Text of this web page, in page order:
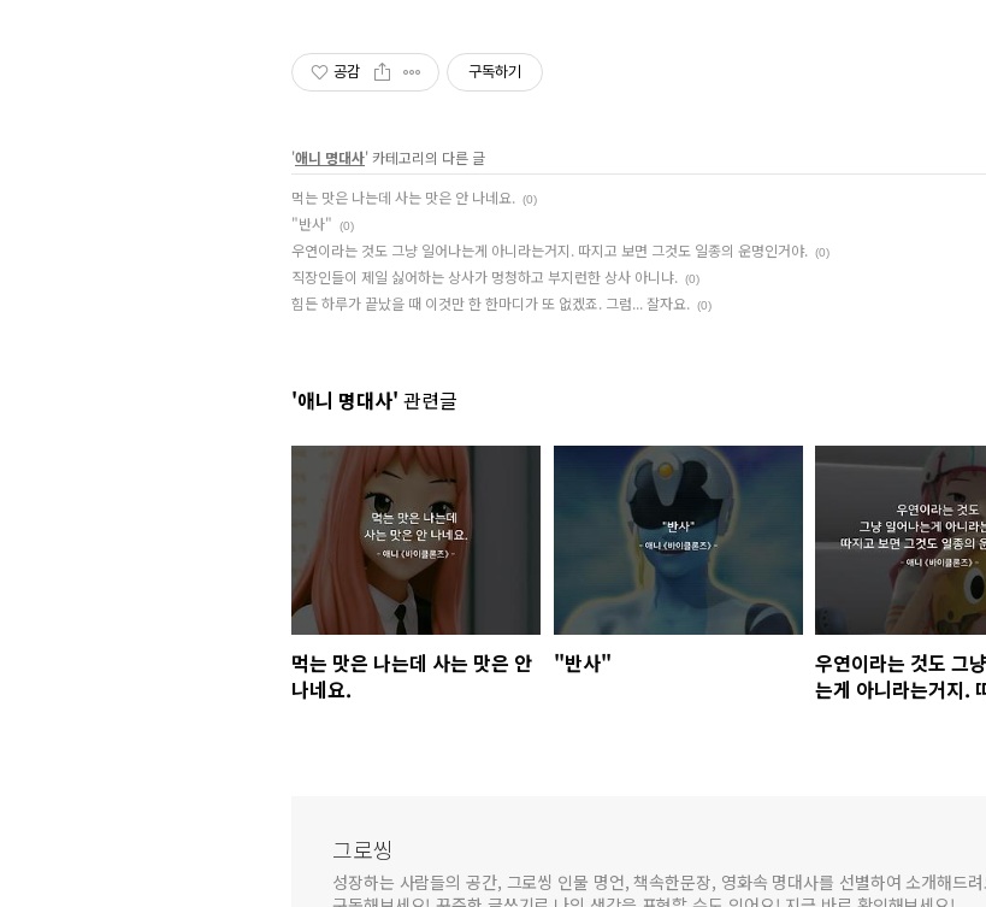
공감 구독하기
'애니 명대사' 카테고리의 다른 글
먹는 맛은 나는데 사는 맛은 안 나네요.
(0)
"반사" (0)
우연이라는 것도 그냥 일어나는게 아니라는거지. 따지고 보면 그것도 일종의 운명인거야. (0)
직장인들이 제일 싫어하는 상사가 멍청하고 부지런한 상사 아니냐. (0)
힘든 하루가 끝났을 때 이것만 한 한마디가 또 없겠죠. 그럼... 잘자요. (0)
'애니 명대사' 관련글
먹는 맛은 나는데 사는 맛은 안
나네요.
"반사"
우연이라는 것도 그
는게 아니라는거지.
그로씽
성장하는 사람들의 공간, 그로씽 인물 명언, 책속한문장, 영화속 명대사를 선별하여 소개해드